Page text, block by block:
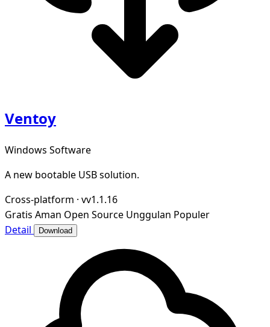
Ventoy
Windows Software
A new bootable USB solution.
Cross-platform · vv1.1.16
Gratis Aman Open Source Unggulan Populer
Detail
Download